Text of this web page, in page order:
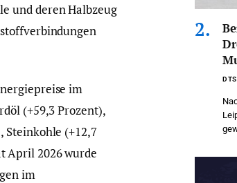
und deren Halbzeug
im
(+59,3 Prozent),
Steinkohle (+12,7
April 2026 wurde
im